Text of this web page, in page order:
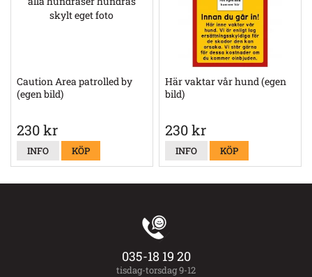
Caution Area patrolled by
(egen bild)
230 kr
INFO KÖP
Här vaktar vår hund (egen
bild)
230 kr
INFO KÖP
035-18 19 20
tisdag-torsdag 9-12